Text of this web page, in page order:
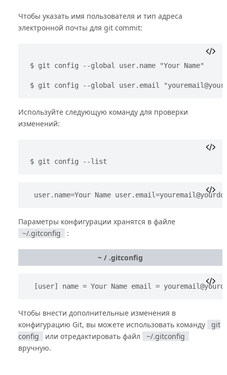
Чтобы указать имя пользователя и тип адреса
электронной почты для git commit:
git config --global user.name "Your Name"
git config --global user.email "
Используйте следующую команду для проверки
изменений:
git config --list
user.name=Your Name
Параметры конфигурации хранятся в файле
~/.gitconfig
:
~ / .gitconfig
[user] name = Your Name email =
Чтобы внести дополнительные изменения в
конфигурацию Git, вы можете использовать команду
git
config
или отредактировать файл
~/.gitconfig
вручную.